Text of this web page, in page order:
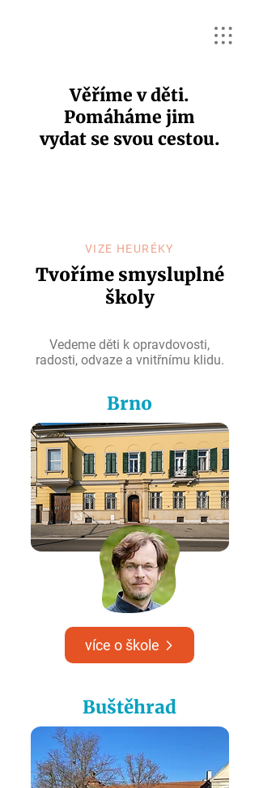
Věříme v děti.
Pomáháme jim
vydat se svou cestou.
VIZE HEURÉKY
Tvoříme smysluplné
školy
Vedeme děti k opravdovosti,
radosti, odvaze a vnitřnímu klidu.
Brno
více o škole
Buštěhrad